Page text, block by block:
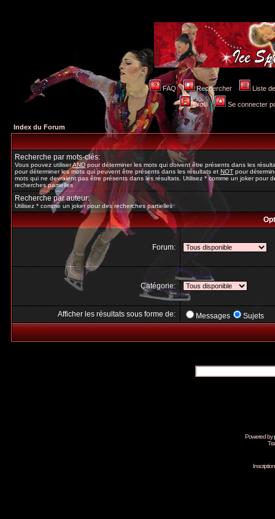
FAQ Rechercher Liste
Profil Se connecter
Index du Forum
Recherche par mots-clés:
Vous pouvez utiliserANDpour déterminer les mots qui doivent être présents dans les
pour déterminer les mots qui peuvent être présents dans les résultats etNOTpour
mots qui ne devraient pas être présents dans les résultats. Utilisez * comme un joker pour
recherches partielles
Recherche par auteur:
Utilisez * comme un joker pour des recherches partielles
Forum:
Catégorie:
Afficher les résultats sous forme de: Messages Sujets
Powered by